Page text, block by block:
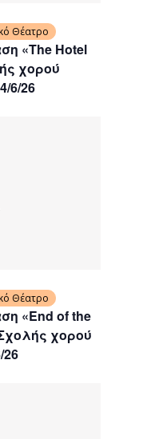
«The Hotel
χορού
6/26
Θέατρο
«End of the
χορού
26
Θέατρο